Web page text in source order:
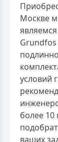
Москве
Grundfos
условий
более
ваших